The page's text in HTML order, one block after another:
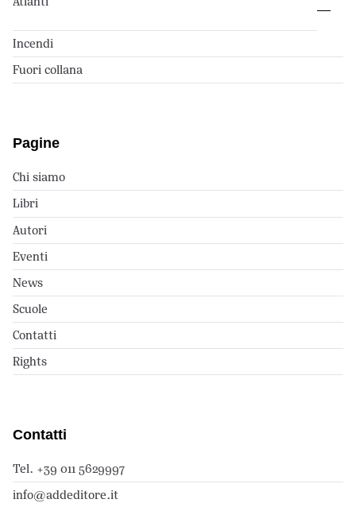
Incendi
Fuori collana
Pagine
Chi siamo
Libri
Autori
Eventi
News
Scuole
Contatti
Rights
Contatti
Tel. +39 011 5629997
info@addeditore.it